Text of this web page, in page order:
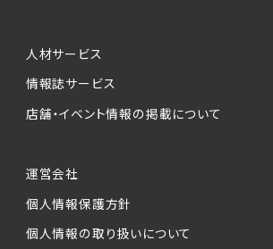
人材サービス
情報誌サービス
店舗・イベント情報の掲載について
運営会社
個人情報保護方針
個人情報の取り扱いについて